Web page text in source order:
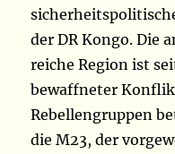
der DR Kongo. Die
reiche Region ist
bewaffneter
Rebellengruppen
die M23, der